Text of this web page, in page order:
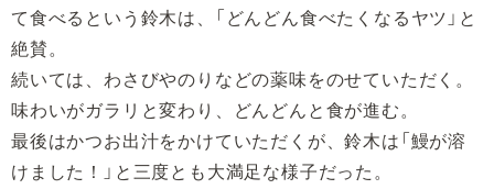
て食べるという鈴木は、「どんどん食べたくなるヤツ」と
絶賛。
続いては、わさびやのりなどの薬味をのせていただく。
味わいがガラリと変わり、どんどんと食が進む。
最後はかつお出汁をかけていただくが、鈴木は「鰻が溶
けました！」と三度とも大満足な様子だった。